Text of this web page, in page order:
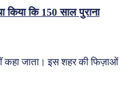
कि 150 साल पुराना
कहा जाता। इस शहर की फिज़ाओं